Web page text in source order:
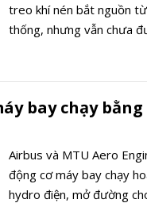
treo khí nén bắt nguồn
thống, nhưng vẫn chưa
bay chạy
Airbus và MTU Aero
động cơ máy bay chạy
hydro điện, mở đường